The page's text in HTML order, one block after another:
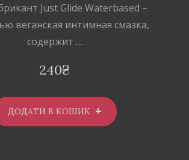
Just Glide Waterbased –
веганская интимная смазка,
содержит …
240₴
ДОДАТИ В КОШИК